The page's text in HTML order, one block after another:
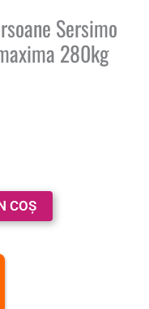
Sersimo
280kg
COȘ